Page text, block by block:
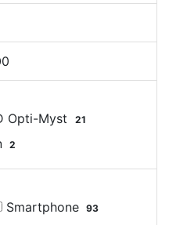
Opti-Myst 21
2
Smartphone 93